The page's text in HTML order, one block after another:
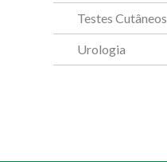
Testes Cutâneos
Urologia